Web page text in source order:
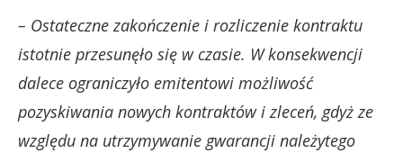
– Ostateczne zakończenie i rozliczenie kontraktu
istotnie przesunęło się w czasie. W konsekwencji
dalece ograniczyło emitentowi możliwość
pozyskiwania nowych kontraktów i zleceń, gdyż ze
względu na utrzymywanie gwarancji należytego